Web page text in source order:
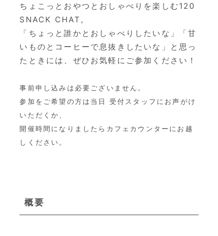
ちょこっとおやつとおしゃべりを楽しむ120
SNACK CHAT。
「ちょっと誰かとおしゃべりしたいな」「甘
いものとコーヒーで息抜きしたいな」と思っ
たときには、ぜひお気軽にご参加ください！
事前申し込みは必要ございません。
参加をご希望の方は当日 受付スタッフにお声がけ
いただくか、
開催時間になりましたらカフェカウンターにお越
しください。
概要